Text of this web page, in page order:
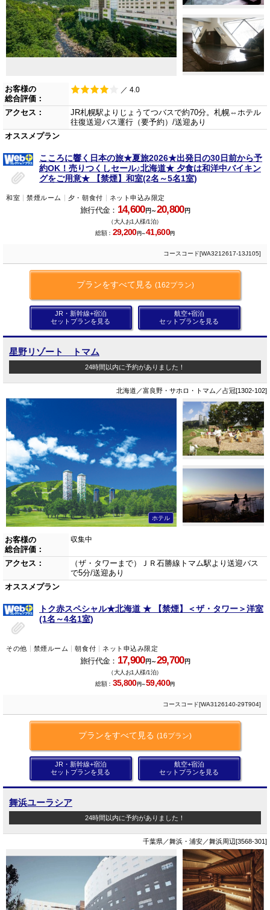
お客様の
総合評価：
／ 4.0
アクセス：
JR札幌駅よりじょうてつバスで約70分。札幌⇔ホテル
往復送迎バス運行（要予約）/送迎あり
オススメプラン
こころに響く日本の旅★夏旅2026★出発日の30日前から予
約OK！売りつくしセール♪北海道★ 夕食は和洋中バイキン
グをご用意★ 【禁煙】和室(2名～5名1室)
和室 禁煙ルーム 夕・朝食付 ネット申込み限定
旅行代金： 14,600円～20,800円
（大人お1人様/1泊）
総額： 29,200円～41,600円
コースコード[WA3212617-13J105]
プランをすべて見る (162プラン)
JR・新幹線+宿泊
セットプランを見る
航空+宿泊
セットプランを見る
星野リゾート トマム
24時間以内に予約がありました！
北海道／富良野・サホロ・トマム／占冠[1302-102]
ホテル
お客様の
総合評価：
収集中
アクセス：
（ザ・タワーまで）ＪＲ石勝線トマム駅より送迎バス
で5分/送迎あり
オススメプラン
トク赤スペシャル★北海道 ★ 【禁煙】＜ザ・タワー＞洋室
(1名～4名1室)
その他 禁煙ルーム 朝食付 ネット申込み限定
旅行代金： 17,900円～29,700円
（大人お1人様/1泊）
総額： 35,800円～59,400円
コースコード[WA3126140-29T904]
プランをすべて見る (16プラン)
JR・新幹線+宿泊
セットプランを見る
航空+宿泊
セットプランを見る
舞浜ユーラシア
24時間以内に予約がありました！
千葉県／舞浜・浦安／舞浜周辺[3568-301]